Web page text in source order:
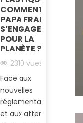
COMMENT
PAPA FRANCE
S’ENGAGE
POUR LA
PLANÈTE ?
2310 vues
Face aux
nouvelles
réglementations
et aux attentes